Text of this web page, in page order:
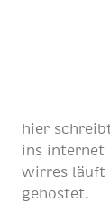
hier
ins internet
wirres läuft
gehostet.